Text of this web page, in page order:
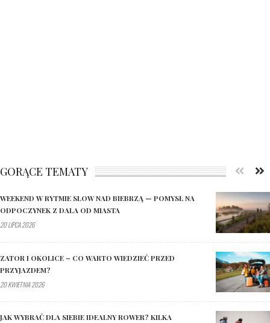
GORĄCE TEMATY
WEEKEND W RYTMIE SLOW NAD BIEBRZĄ — POMYSŁ NA
ODPOCZYNEK Z DALA OD MIASTA
20 LIPCA 2026
ZATOR I OKOLICE – CO WARTO WIEDZIEĆ PRZED
PRZYJAZDEM?
20 KWIETNIA 2026
JAK WYBRAĆ DLA SIEBIE IDEALNY ROWER? KILKA